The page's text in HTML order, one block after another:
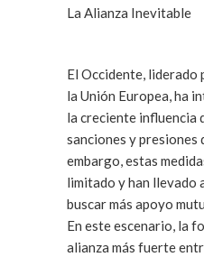
La Alianza Inevitable
El Occidente, liderado
la Unión Europea, ha
la creciente influencia
sanciones y presiones
embargo, estas
limitado y han llevado
buscar más apoyo
En este escenario, la
alianza más fuerte